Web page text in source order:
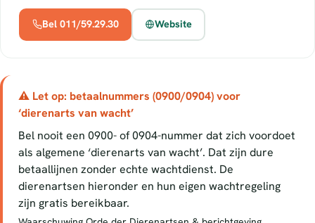
Bel 011/59.29.30 Website
⚠ Let op: betaalnummers (0900/0904) voor
‘dierenarts van wacht’
Bel nooit een 0900- of 0904-nummer dat zich voordoet
als algemene ‘dierenarts van wacht’. Dat zijn dure
betaallijnen zonder echte wachtdienst. De
dierenartsen hieronder en hun eigen wachtregeling
zijn gratis bereikbaar.